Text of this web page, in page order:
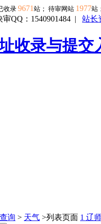
收录 9671 站； 待审网站 1977站
审QQ：1540901484 | 站长
收录与提交
询 > 天气 >列表页面 1 辽